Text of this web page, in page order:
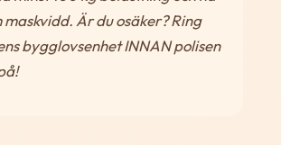
maskvidd. Är du osäker? Ring
bygglovsenhet INNAN polisen